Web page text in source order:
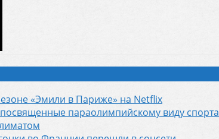
«Эмили в Париже» на Netflix
параолимпийскому виду спорта